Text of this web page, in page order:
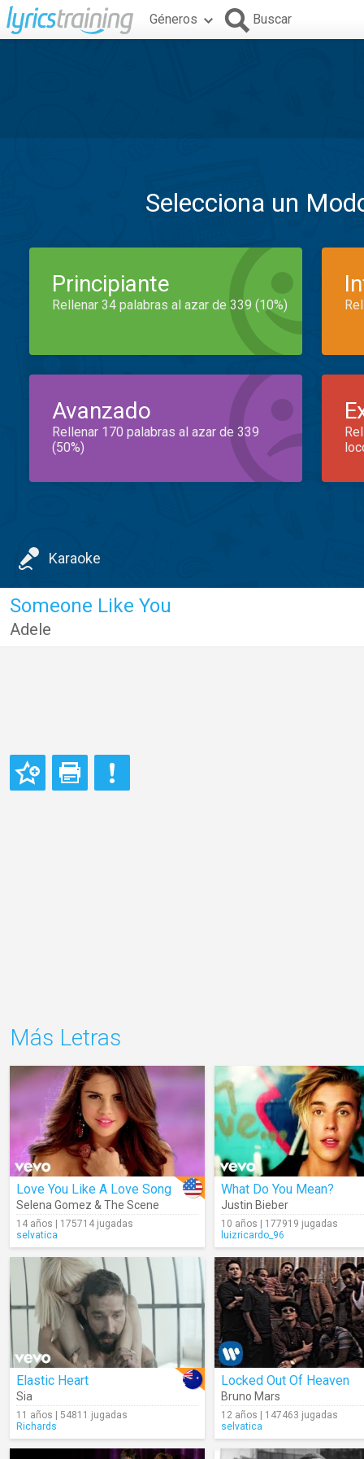
Géneros Buscar
Selecciona un
Principiante
Rellenar 34 palabras al azar de 339 (10%)
Avanzado
Rellenar 170 palabras al azar de 339
(50%)
Karaoke
Someone Like You
Adele
Más Letras
Love You Like A Love Song
Selena Gomez & The Scene
14 años | 175714 jugadas
selvatica
What Do You Mean?
Justin Bieber
10 años | 177919 jugadas
luizricardo_96
Elastic Heart
Sia
11 años | 54811 jugadas
Richards
Locked Out Of Heaven
Bruno Mars
12 años | 147463 jugadas
selvatica